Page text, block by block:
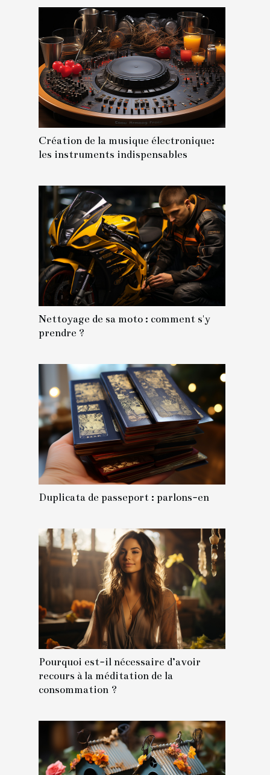
Création de la musique électronique:
les instruments indispensables
Nettoyage de sa moto : comment s'y
prendre ?
Duplicata de passeport : parlons-en
Pourquoi est-il nécessaire d’avoir
recours à la méditation de la
consommation ?